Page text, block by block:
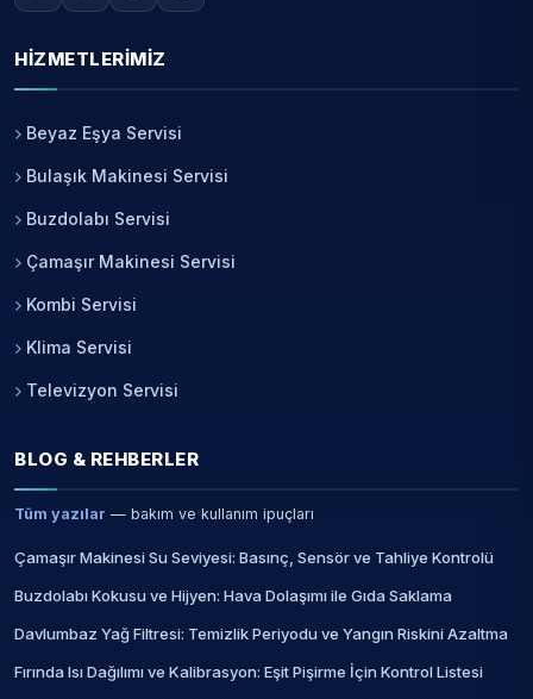
HIZMETLERIMIZ
Beyaz Eşya Servisi
Bulaşık Makinesi Servisi
Buzdolabı Servisi
Çamaşır Makinesi Servisi
Kombi Servisi
Klima Servisi
Televizyon Servisi
BLOG & REHBERLER
Tüm yazılar — bakım ve kullanım ipuçları
Çamaşır Makinesi Su Seviyesi: Basınç, Sensör ve Tahliye Kontrolü
Buzdolabı Kokusu ve Hijyen: Hava Dolaşımı ile Gıda Saklama
Davlumbaz Yağ Filtresi: Temizlik Periyodu ve Yangın Riskini Azaltma
Fırında Isı Dağılımı ve Kalibrasyon: Eşit Pişirme İçin Kontrol Listesi